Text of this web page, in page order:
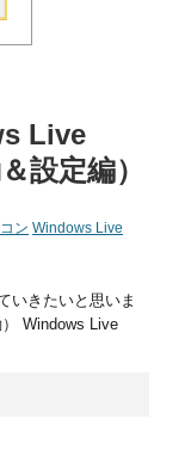
Live
設定編）
ン Windows Live
いきたいと思いま
Windows Live